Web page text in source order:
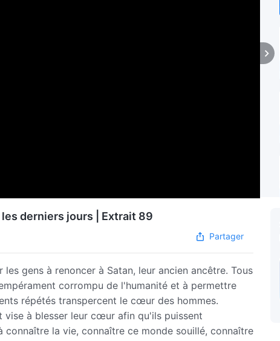
derniers jours | Extrait 89
Partager
gens à renoncer à Satan, leur ancien ancêtre. Tous
corrompu de l'humanité et à permettre
répétés transpercent le cœur des hommes.
à blesser leur cœur afin qu'ils puissent
la vie, connaître ce monde souillé, connaître